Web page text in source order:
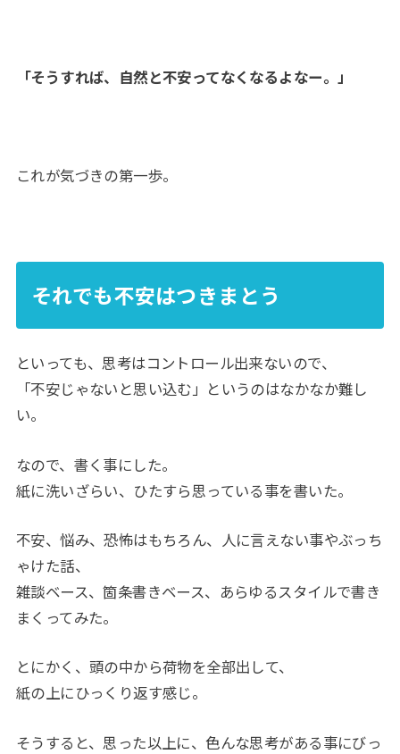
「そうすれば、自然と不安ってなくなるよなー。」
これが気づきの第一歩。
それでも不安はつきまとう
といっても、思考はコントロール出来ないので、
「不安じゃないと思い込む」というのはなかなか難し
い。
なので、書く事にした。
紙に洗いざらい、ひたすら思っている事を書いた。
不安、悩み、恐怖はもちろん、人に言えない事やぶっち
ゃけた話、
雑談ベース、箇条書きベース、あらゆるスタイルで書き
まくってみた。
とにかく、頭の中から荷物を全部出して、
紙の上にひっくり返す感じ。
そうすると、思った以上に、色んな思考がある事にびっ